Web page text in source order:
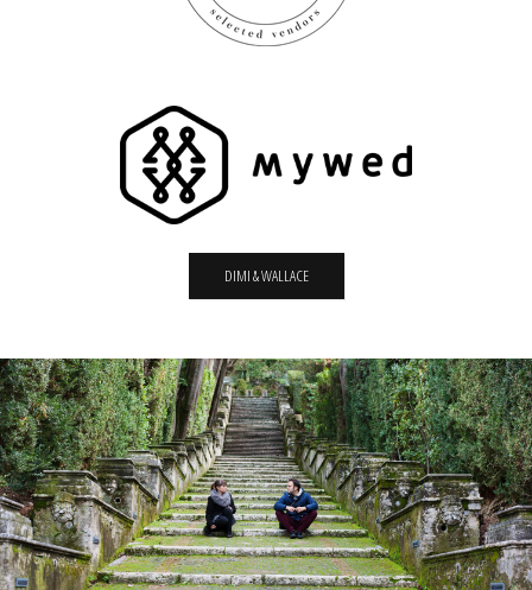
DIMI & WALLACE